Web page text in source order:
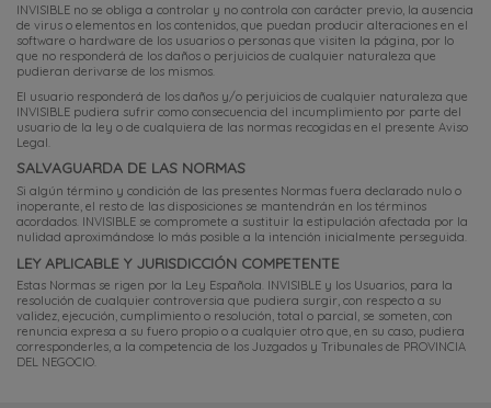
INVISIBLE no se obliga a controlar y no controla con carácter previo, la ausencia
de virus o elementos en los contenidos, que puedan producir alteraciones en el
software o hardware de los usuarios o personas que visiten la página, por lo
que no responderá de los daños o perjuicios de cualquier naturaleza que
pudieran derivarse de los mismos.
El usuario responderá de los daños y/o perjuicios de cualquier naturaleza que
INVISIBLE pudiera sufrir como consecuencia del incumplimiento por parte del
usuario de la ley o de cualquiera de las normas recogidas en el presente Aviso
Legal.
SALVAGUARDA DE LAS NORMAS
Si algún término y condición de las presentes Normas fuera declarado nulo o
inoperante, el resto de las disposiciones se mantendrán en los términos
acordados. INVISIBLE se compromete a sustituir la estipulación afectada por la
nulidad aproximándose lo más posible a la intención inicialmente perseguida.
LEY APLICABLE Y JURISDICCIÓN COMPETENTE
Estas Normas se rigen por la Ley Española. INVISIBLE y los Usuarios, para la
resolución de cualquier controversia que pudiera surgir, con respecto a su
validez, ejecución, cumplimiento o resolución, total o parcial, se someten, con
renuncia expresa a su fuero propio o a cualquier otro que, en su caso, pudiera
corresponderles, a la competencia de los Juzgados y Tribunales de PROVINCIA
DEL NEGOCIO.